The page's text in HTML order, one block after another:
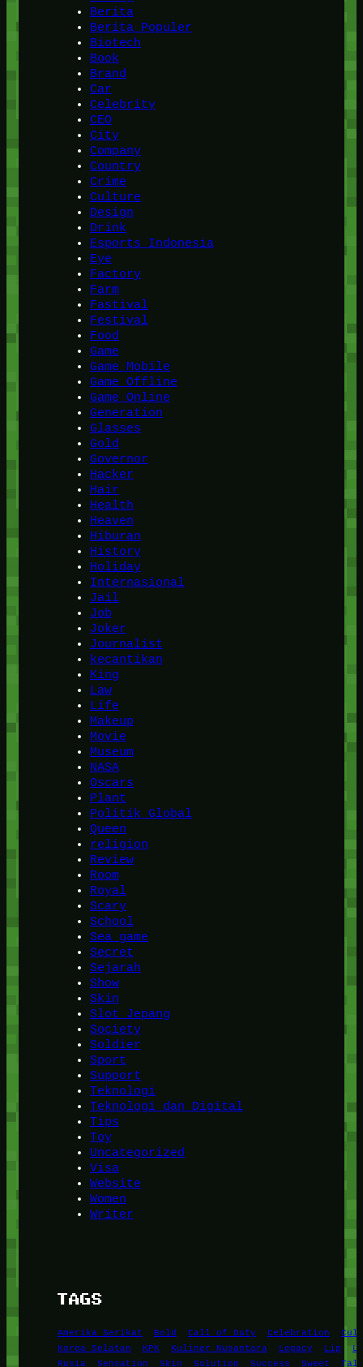
Berita
Berita Populer
Biotech
Book
Brand
Car
Celebrity
CEO
City
Company
Country
Crime
Culture
Design
Drink
Esports Indonesia
Eye
Factory
Farm
Fastival
Festival
Food
Game
Game Mobile
Game Offline
Game Online
Generation
Glasses
Gold
Governor
Hacker
Hair
Health
Heaven
Hiburan
History
Holiday
Internasional
Jail
Job
Joker
Journalist
kecantikan
King
Law
Life
Makeup
Movie
Museum
NASA
Oscars
Plant
Politik Global
Queen
religion
Review
Room
Royal
Scary
School
Sea game
Secret
Sejarah
Show
Skin
Slot Jepang
Society
Soldier
Sport
Support
Teknologi
Teknologi dan Digital
Tips
Toy
Uncategorized
Visa
Website
Women
Writer
TAGS
Amerika Serikat Bold Call of Duty Celebration
Korea Selatan
KPK Kuliner Nusantara Legacy Lip
Rusia
Sensation Skin Solution Success Sweet Tale